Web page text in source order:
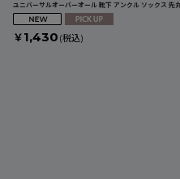
ユニバーサルオーバーオール 靴下 アンクル ソックス
￥ 1,430 (税込)